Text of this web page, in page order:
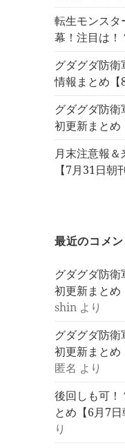
転生モンスタ
幕！注目は！
グダグダ防衛
情報まとめ【
グダグダ防衛
初更新まとめ
月末注意報
【7月31日朝
最近のコメン
グダグダ防衛
初更新まとめ
shin より
グダグダ防衛
初更新まとめ
匿名 より
後回しも可
とめ【6月7日
り